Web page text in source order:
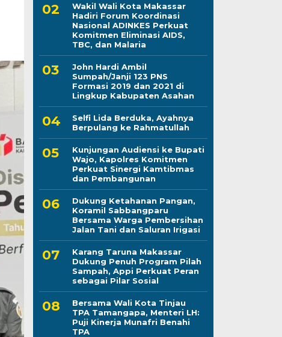
Wakil Wali Kota Makassar
Hadiri Forum Koordinasi
Nasional ADINKES Perkuat
Komitmen Eliminasi AIDS,
TBC, dan Malaria
John Hardi Ambil
Sumpah/Janji 123 PNS
Formasi 2019 dan 2021 di
Lingkup Kabupaten Asahan
Selfi Lida Berduka, Ayahnya
Berpulang ke Rahmatullah
Kunjungan Audiensi ke Bupati
Wajo, Kapolres Komitmen
Perkuat Sinergi Kamtibmas
dan Pembangunan
Dukung Ketahanan Pangan,
Koramil Sabbangparu
Bersama Warga Pembersihan
Jalan Tani dan Saluran Irigasi
Karang Taruna Makassar
Dukung Penuh Program Pilah
Sampah, Appi Perkuat Peran
sebagai Pilar Sosial
Bersama Wali Kota Tinjau
TPA Tamangapa, Menteri LH:
Puji Kinerja Munafri Benahi
TPA